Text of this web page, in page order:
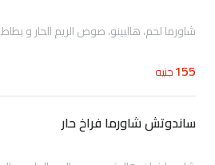
شاورما لحم، هالبينو، صوص الريم الحار و
155جنيه
ساندوتش شاورما فراخ حار